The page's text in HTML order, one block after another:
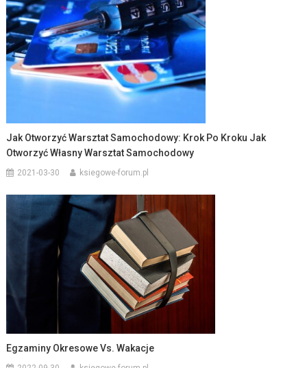
Jak Otworzyć Warsztat Samochodowy: Krok Po Kroku Jak
Otworzyć Własny Warsztat Samochodowy
2021-03-30 ksiegowe-forum.pl
Egzaminy Okresowe Vs. Wakacje